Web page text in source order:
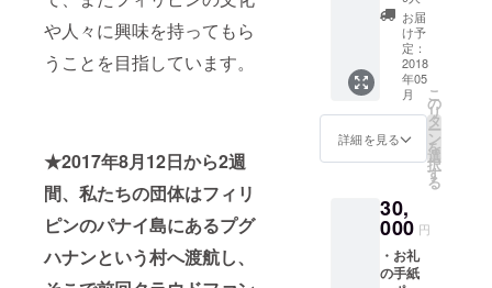
や人々に興味を持ってもら
うことを目指しています。
★2017年8月12日から2週
間、私たちの団体はフィリ
ピンのパナイ島にあるプグ
ハナンという村へ渡航し、
性が、現地
の子どもた
ちを撮影す
る際に言っ
す。この一
よって、
さっきまで
だった子ど
ピンの
子ども
たちの
写真が
ついて
いま
す。上
にある
二つの
カード
の写真
になり
ます。)
・子ど
お届
け予
定：
2018
年05
月
詳細を見る
こ
の
リ
タ
ー
ン
を
選
択
す
る
30,
000 円
・お礼
の手紙